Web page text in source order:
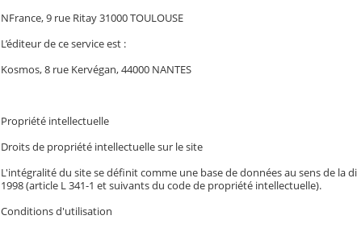
NFrance, 9 rue Ritay 31000 TOULOUSE
L’éditeur de ce service est :
Kosmos, 8 rue Kervégan, 44000 NANTES
Propriété intellectuelle
Droits de propriété intellectuelle sur le site
L'intégralité du site se définit comme une base de données au sens de
1998 (article L 341-1 et suivants du code de propriété intellectuelle).
Conditions d'utilisation